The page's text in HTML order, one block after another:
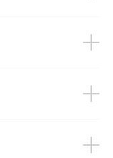
- top